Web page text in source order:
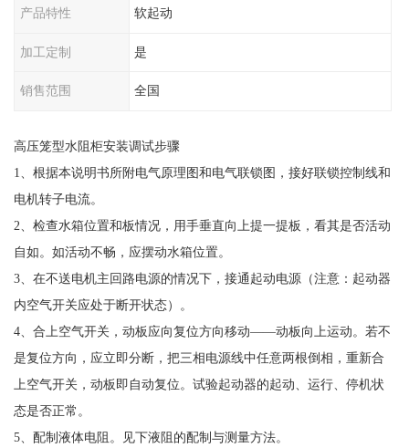
产品特性 软起动
加工定制 是
销售范围 全国
高压笼型水阻柜安装调试步骤
1、根据本说明书所附电气原理图和电气联锁图，接好联锁控制线和
电机转子电流。
2、检查水箱位置和板情况，用手垂直向上提一提板，看其是否活动
自如。如活动不畅，应摆动水箱位置。
3、在不送电机主回路电源的情况下，接通起动电源（注意：起动器
内空气开关应处于断开状态）。
4、合上空气开关，动板应向复位方向移动——动板向上运动。若不
是复位方向，应立即分断，把三相电源线中任意两根倒相，重新合
上空气开关，动板即自动复位。试验起动器的起动、运行、停机状
态是否正常。
5、配制液体电阻。见下液阻的配制与测量方法。